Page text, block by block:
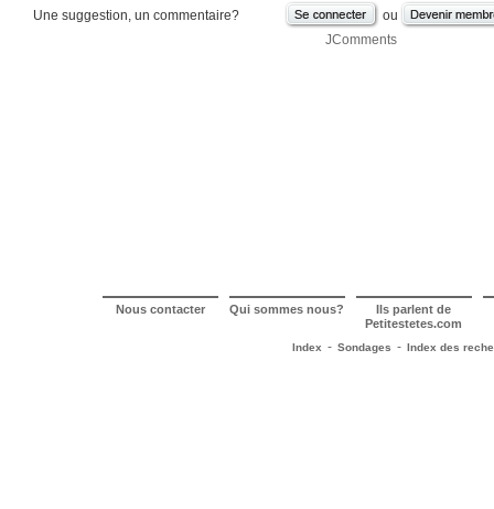
Une suggestion, un commentaire?
ou
JComments
Nous contacter Qui sommes nous? Ils parlent de
Petitestetes.com
Index - Sondages - Index des